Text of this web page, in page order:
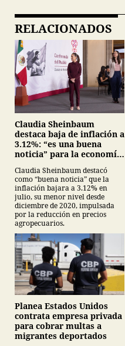
RELACIONADOS
Claudia Sheinbaum
destaca baja de inflación a
3.12%: “es una buena
noticia” para la economía
Claudia Sheinbaum destacó
como “buena noticia” que la
inflación bajara a 3.12% en
julio, su menor nivel desde
diciembre de 2020, impulsada
por la reducción en precios
agropecuarios.
Planea Estados Unidos
contrata empresa privada
para cobrar multas a
migrantes deportados